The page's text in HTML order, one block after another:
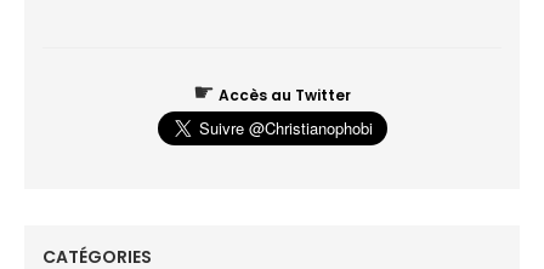
☛ Accès au Twitter
CATÉGORIES